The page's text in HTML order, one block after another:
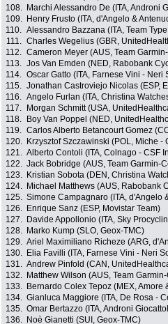
108.
Marchi Alessandro De (ITA, Androni
109.
Henry Frusto (ITA, d'Angelo &
110. Alessandro Bazzana (ITA, Team
111. Charles Wegelius (GBR,
112. Cameron Meyer (AUS, Team
113. Jos Van Emden (NED, Rabobank
114. Oscar Gatto (ITA, Farnese Vini - Neri
115. Jonathan Castroviejo Nicolas (ESP,
116. Angelo Furlan (ITA, Christina
117.
Morgan Schmitt (USA,
118.
Boy Van Poppel (NED,
119. Carlos Alberto Betancourt Gomez
120.
Krzysztof Szczawinski (POL, Miche -
121. Alberto Contoli (ITA, Colnago - CSF
122. Jack Bobridge (AUS, Team Garmin-
123.
Kristian Sobota (DEN, Christina
124.
Michael Matthews (AUS, Rabobank
125. Simone Campagnaro (ITA, d'Angelo
126.
Enrique Sanz (ESP, Movistar Team)
127.
Davide Appollonio (ITA, Sky
128.
Marko Kump (SLO, Geox-TMC)
129. Ariel Maximiliano Richeze (ARG,
130.
Elia Favilli (ITA, Farnese Vini - Neri
131. Andrew Pinfold (CAN,
132.
Matthew Wilson (AUS, Team
133.
Bernardo Colex Tepoz (MEX, Amore
134. Gianluca Maggiore (ITA, De Rosa -
135. Omar Bertazzo (ITA, Androni
136.
Noè Gianetti (SUI, Geox-TMC)